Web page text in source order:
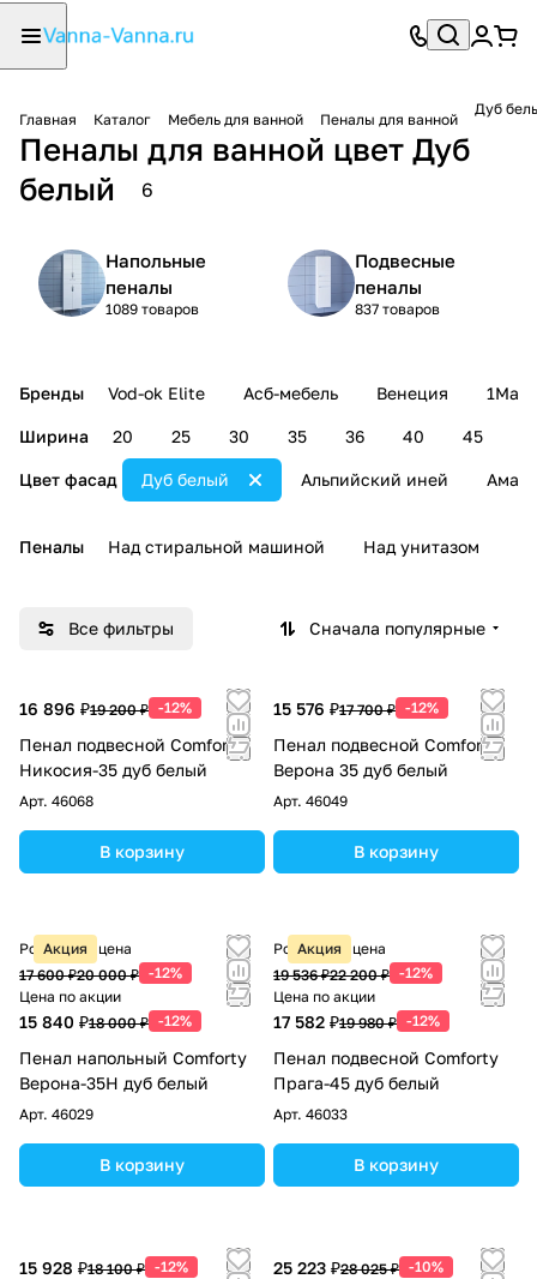
Главная Каталог Мебель для ванной Пеналы для ванной
Дуб
Пеналы для ванной цвет Дуб
белый
6
Напольные
пеналы
1089 товаров
Подвесные
пеналы
837 товаров
Бренды Vod-ok Elite Асб-мебель Венеция
Ширина 20 25 30 35 36 40 45
Цвет фасад Альпийский иней
Дуб белый
Пеналы Над стиральной машиной Над унитазом
Все фильтры Сначала популярные
16 896 ₽19 200 ₽ -12%
Пенал подвесной Comforty
Никосия-35 дуб белый
Арт. 46068
В корзину
15 576 ₽17 700 ₽ -12%
Пенал подвесной Comforty
Верона 35 дуб белый
Арт. 46049
В корзину
Акция
Розничная цена
17 600 ₽20 000 ₽ -12%
Цена по акции
15 840 ₽18 000 ₽ -12%
Пенал напольный Comforty
Верона-35Н дуб белый
Арт. 46029
В корзину
Акция
Розничная цена
19 536 ₽22 200 ₽ -12%
Цена по акции
17 582 ₽19 980 ₽ -12%
Пенал подвесной Comforty
Прага-45 дуб белый
Арт. 46033
В корзину
15 928 ₽18 100 ₽ -12% 25 223 ₽28 025 ₽ -10%